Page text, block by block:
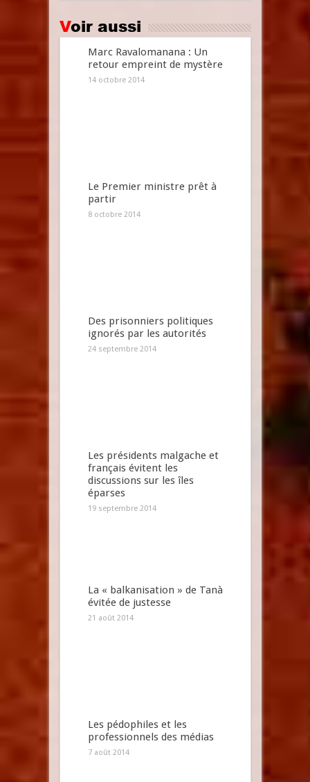
Voir aussi
Marc Ravalomanana : Un
retour empreint de mystère
14 octobre 2014
Le Premier ministre prêt à
partir
8 octobre 2014
Des prisonniers politiques
ignorés par les autorités
24 septembre 2014
Les présidents malgache et
français évitent les
discussions sur les îles
éparses
19 septembre 2014
La « balkanisation » de Tanà
évitée de justesse
21 août 2014
Les pédophiles et les
professionnels des médias
7 août 2014